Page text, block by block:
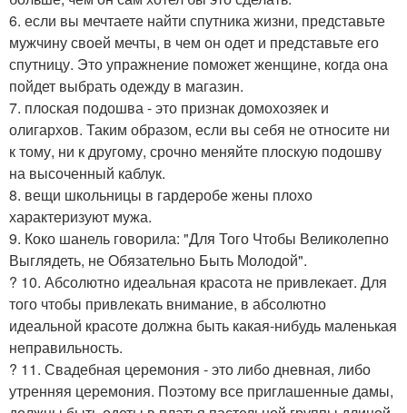
6. если вы мечтаете найти спутника жизни, представьте
мужчину своей мечты, в чем он одет и представьте его
спутницу. Это упражнение поможет женщине, когда она
пойдет выбрать одежду в магазин.
7. плоская подошва - это признак домохозяек и
олигархов. Таким образом, если вы себя не относите ни
к тому, ни к другому, срочно меняйте плоскую подошву
на высоченный каблук.
8. вещи школьницы в гардеробе жены плохо
характеризуют мужа.
9. Коко шанель говорила: "Для Того Чтобы Великолепно
Выглядеть, не Обязательно Быть Молодой".
? 10. Абсолютно идеальная красота не привлекает. Для
того чтобы привлекать внимание, в абсолютно
идеальной красоте должна быть какая-нибудь маленькая
неправильность.
? 11. Свадебная церемония - это либо дневная, либо
утренняя церемония. Поэтому все приглашенные дамы,